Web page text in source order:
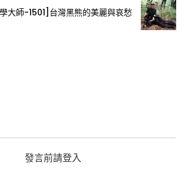
大師-1501]台灣黑熊的美麗與哀愁
發言前請登入